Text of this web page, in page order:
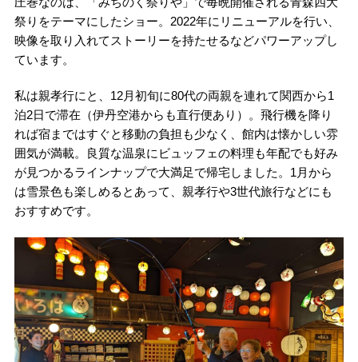
祭りをテーマにしたショー。2022年にリニューアルを行い、
映像を取り入れてストーリーを持たせるなどパワーアップし
ています。
私は親孝行にと、12月初旬に80代の両親を連れて関西から1
泊2日で滞在（伊丹空港からも直行便あり）。飛行機を降り
れば宿まではすぐと移動の負担も少なく、館内は懐かしい雰
囲気が満載。良質な温泉にビュッフェの料理も年配でも好み
が見つかるラインナップで大満足で帰宅しました。1月から
は雪景色も楽しめるとあって、親孝行や3世代旅行などにも
おすすめです。